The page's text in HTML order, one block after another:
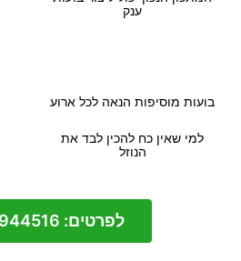
ענק
בועות מוסיפות הנאה לכל ארוע
למי שאין כח להכין לבד את
הנוזל
לפרטים: 052-2944516